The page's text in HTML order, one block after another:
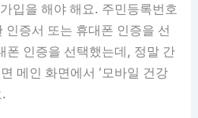
입을 해야 해요. 주민등록번호
인증서 또는 휴대폰 인증을 선
폰 인증을 선택했는데, 정말 간
메인 화면에서 ‘모바일 건강